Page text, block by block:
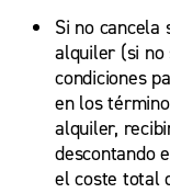
Si no cancela
alquiler (si no
condiciones
en los
alquiler,
descontando
el coste total